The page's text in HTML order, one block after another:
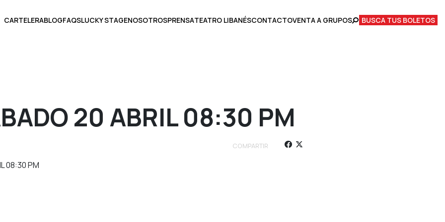
CARTELERABLOGFAQSLUCKY STAGENOSOTROSPRENSATEATRO LIBANÉSCONTACTOVENTA A GRUPOS BUSCA TUS BOLETOS
20 ABRIL 08:30 PM
COMPARTIR